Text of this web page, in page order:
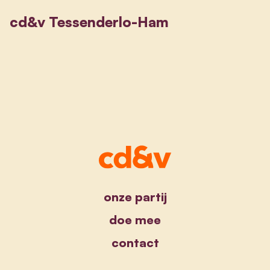
cd&v Tessenderlo-Ham
onze partij
doe mee
contact